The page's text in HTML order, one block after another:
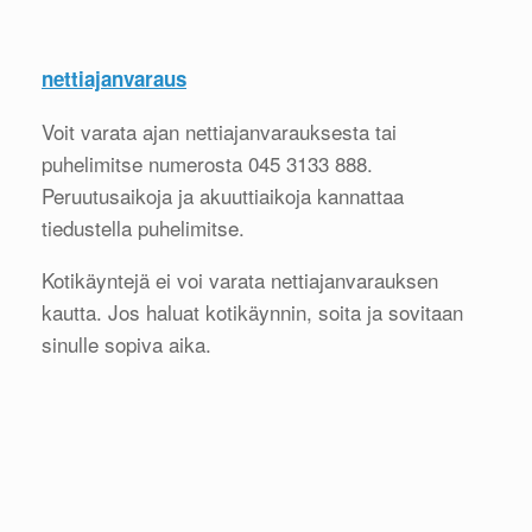
nettiajanvaraus
Voit varata ajan nettiajanvarauksesta tai
puhelimitse numerosta 045 3133 888.
Peruutusaikoja ja akuuttiaikoja kannattaa
tiedustella puhelimitse.
Kotikäyntejä ei voi varata nettiajanvarauksen
kautta. Jos haluat kotikäynnin, soita ja sovitaan
sinulle sopiva aika.